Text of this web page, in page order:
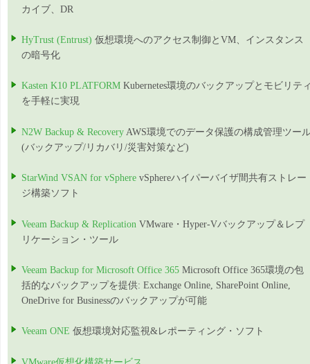
カイブ、DR
HyTrust (Entrust) 仮想環境へのアクセス制御とVM、インスタンス
の暗号化
Kasten K10 PLATFORM Kubernetes環境のバックアップとモビリテ
を手軽に実現
N2W Backup & Recovery AWS環境でのデータ保護の構成管理ツー
(バックアップ/リカバリ/災害対策など)
StarWind VSAN for vSphere vSphereハイパーバイザ間共有ストレー
ジ構築ソフト
Veeam Backup & Replication VMware・Hyper-Vバックアップ＆レプ
リケーション・ツール
Veeam Backup for Microsoft Office 365 Microsoft Office 365環境の包
括的なバックアップを提供: Exchange Online, SharePoint Online,
OneDrive for Businessのバックアップが可能
Veeam ONE 仮想環境対応監視&レポーティング・ソフト